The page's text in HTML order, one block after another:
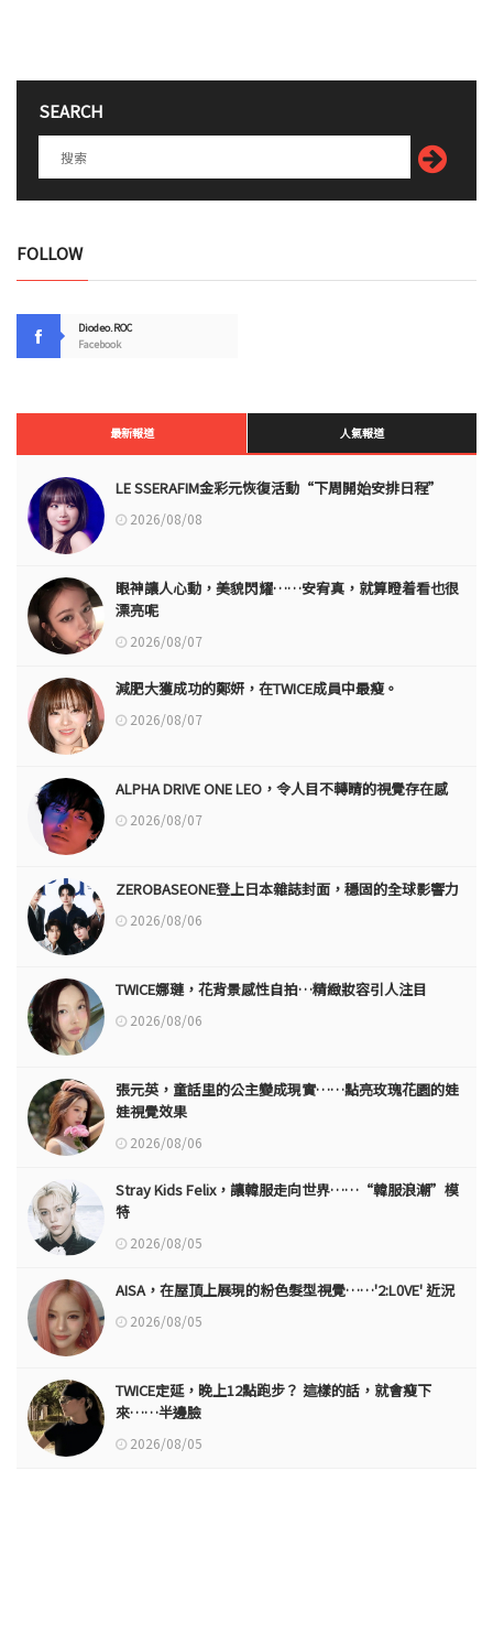
SEARCH
FOLLOW
Diodeo.ROC
Facebook
最新報道 人氣報道
LE SSERAFIM金彩元恢復活動“下周開始安排日程”
2026/08/08
眼神讓人心動，美貌閃耀……安宥真，就算瞪着看也很
漂亮呢
2026/08/07
減肥大獲成功的鄭妍，在TWICE成員中最瘦。
2026/08/07
ALPHA DRIVE ONE LEO，令人目不轉睛的視覺存在感
2026/08/07
ZEROBASEONE登上日本雜誌封面，穩固的全球影響力
2026/08/06
TWICE娜璉，花背景感性自拍…精緻妝容引人注目
2026/08/06
張元英，童話里的公主變成現實……點亮玫瑰花園的娃
娃視覺效果
2026/08/06
Stray Kids Felix，讓韓服走向世界……“韓服浪潮”模
特
2026/08/05
AISA，在屋頂上展現的粉色髮型視覺……'2:L0VE' 近況
2026/08/05
TWICE定延，晚上12點跑步？ 這樣的話，就會瘦下
來……半邊臉
2026/08/05